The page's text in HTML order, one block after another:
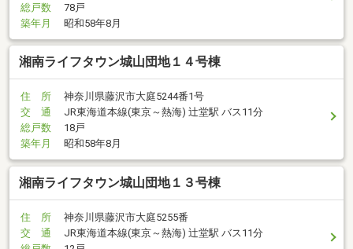
総戸数
78戸
築年月
昭和58年8月
湘南ライフタウン城山団地１４号棟
住 所
神奈川県藤沢市大庭5244番1号
交 通
JR東海道本線(東京～熱海) 辻堂駅 バス11分
総戸数
18戸
築年月
昭和58年8月
湘南ライフタウン城山団地１３号棟
住 所
神奈川県藤沢市大庭5255番
交 通
JR東海道本線(東京～熱海) 辻堂駅 バス11分